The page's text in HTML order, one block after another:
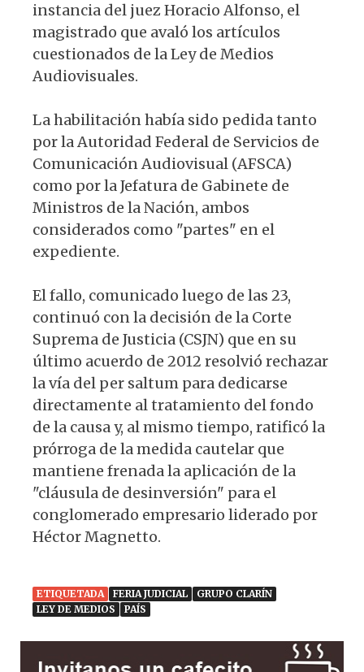
instancia del juez Horacio Alfonso, el
magistrado que avaló los artículos
cuestionados de la Ley de Medios
Audiovisuales.
La habilitación había sido pedida tanto
por la Autoridad Federal de Servicios de
Comunicación Audiovisual (AFSCA)
como por la Jefatura de Gabinete de
Ministros de la Nación, ambos
considerados como "partes" en el
expediente.
El fallo, comunicado luego de las 23,
continuó con la decisión de la Corte
Suprema de Justicia (CSJN) que en su
último acuerdo de 2012 resolvió rechazar
la vía del per saltum para dedicarse
directamente al tratamiento del fondo
de la causa y, al mismo tiempo, ratificó la
prórroga de la medida cautelar que
mantiene frenada la aplicación de la
"cláusula de desinversión" para el
conglomerado empresario liderado por
Héctor Magnetto.
ETIQUETADA FERIA JUDICIAL
GRUPO CLARÍN
LEY DE MEDIOS
PAÍS